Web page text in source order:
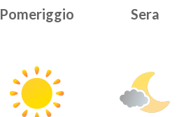
Pomeriggio Sera